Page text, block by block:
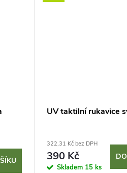
UV taktilní rukavice
322,31 Kč bez DPH
390 Kč
Skladem 15 ks